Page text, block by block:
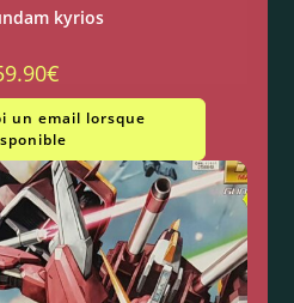
kyrios
€
un email lorsque